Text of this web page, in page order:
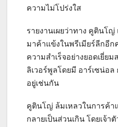
ความไม่โปร่งใส
รายงานเผยว่าทาง คูตินโ
มาค้าแข้งในพรีเมียร์ลีกอีก
ความสำเร็จอย่างยอดเยี่ย
ลิเวอร์พูลโดยมี อาร์เซน่อล
อยู่เช่นกัน
คูตินโญ่ ล้มเหลวในการค้
กลายเป็นส่วนเกิน โดยเจ้า